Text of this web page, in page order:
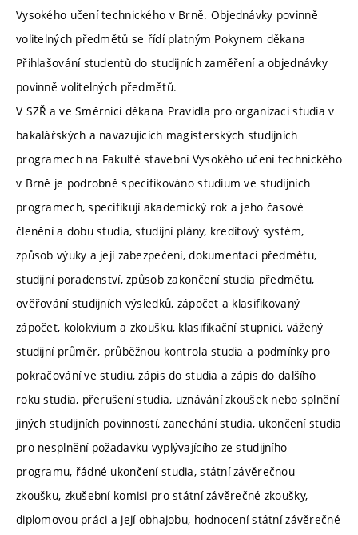
Vysokého učení technického v Brně. Objednávky povinně
volitelných předmětů se řídí platným Pokynem děkana
Přihlašování studentů do studijních zaměření a objednávky
povinně volitelných předmětů.
V SZŘ a ve Směrnici děkana Pravidla pro organizaci studia v
bakalářských a navazujících magisterských studijních
programech na Fakultě stavební Vysokého učení technického
v Brně je podrobně specifikováno studium ve studijních
programech, specifikují akademický rok a jeho časové
členění a dobu studia, studijní plány, kreditový systém,
způsob výuky a její zabezpečení, dokumentaci předmětu,
studijní poradenství, způsob zakončení studia předmětu,
ověřování studijních výsledků, zápočet a klasifikovaný
zápočet, kolokvium a zkoušku, klasifikační stupnici, vážený
studijní průměr, průběžnou kontrola studia a podmínky pro
pokračování ve studiu, zápis do studia a zápis do dalšího
roku studia, přerušení studia, uznávání zkoušek nebo splnění
jiných studijních povinností, zanechání studia, ukončení studia
pro nesplnění požadavku vyplývajícího ze studijního
programu, řádné ukončení studia, státní závěrečnou
zkoušku, zkušební komisi pro státní závěrečné zkoušky,
diplomovou práci a její obhajobu, hodnocení státní závěrečné